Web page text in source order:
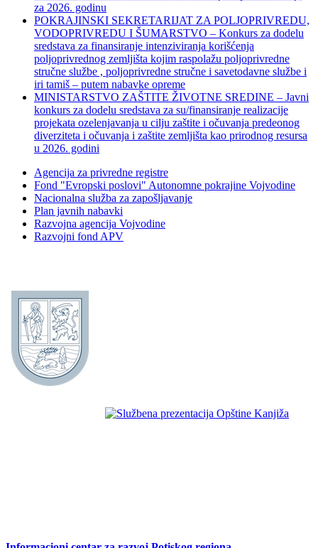
za 2026. godinu
POKRAJINSKI SEKRETARIJAT ZA POLJOPRIVREDU,
VODOPRIVREDU I ŠUMARSTVO – Konkurs za dodelu
sredstava za finansiranje intenziviranja korišćenja
poljoprivrednog zemljišta kojim raspolažu poljoprivredne
stručne službe , poljoprivredne stručne i savetodavne službe i
iri tamiš ‒ putem nabavke opreme
MINISTARSTVO ZAŠTITE ŽIVOTNE SREDINE – Javni
konkurs za dodelu sredstava za su/finansiranje realizacije
projekata ozelenjavanja u cilju zaštite i očuvanja predeonog
diverziteta i očuvanja i zaštite zemljišta kao prirodnog resursa
u 2026. godini
Agencija za privredne registre
Fond "Evropski poslovi" Autonomne pokrajine Vojvodine
Nacionalna služba za zapošljavanje
Plan javnih nabavki
Razvojna agencija Vojvodine
Razvojni fond APV